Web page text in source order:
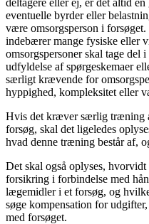
eventuelle byrder eller
være omsorgsperson i
indebærer mange fysiske eller
omsorgspersoner skal tage del
udfyldelse af spørgeskemaer
særligt krævende for
hyppighed, kompleksitet eller
Hvis det kræver særlig træning
forsøg, skal det ligeledes
hvad denne træning består af,
Det skal også oplyses,
forsikring i forbindelse med
lægemidler i et forsøg, og
søge kompensation for
med forsøget.